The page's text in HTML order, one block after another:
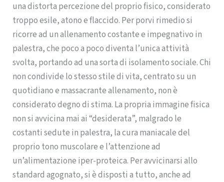
una distorta percezione del proprio fisico, considerato
troppo esile, atono e flaccido. Per porvi rimedio si
ricorre ad un allenamento costante e impegnativo in
palestra, che poco a poco diventa l’unica attività
svolta, portando ad una sorta di isolamento sociale. Chi
non condivide lo stesso stile di vita, centrato su un
quotidiano e massacrante allenamento, non è
considerato degno di stima. La propria immagine fisica
non si avvicina mai ai “desiderata”, malgrado le
costanti sedute in palestra, la cura maniacale del
proprio tono muscolare e l’attenzione ad
un’alimentazione iper-proteica. Per avvicinarsi allo
standard agognato, si è disposti a tutto, anche ad